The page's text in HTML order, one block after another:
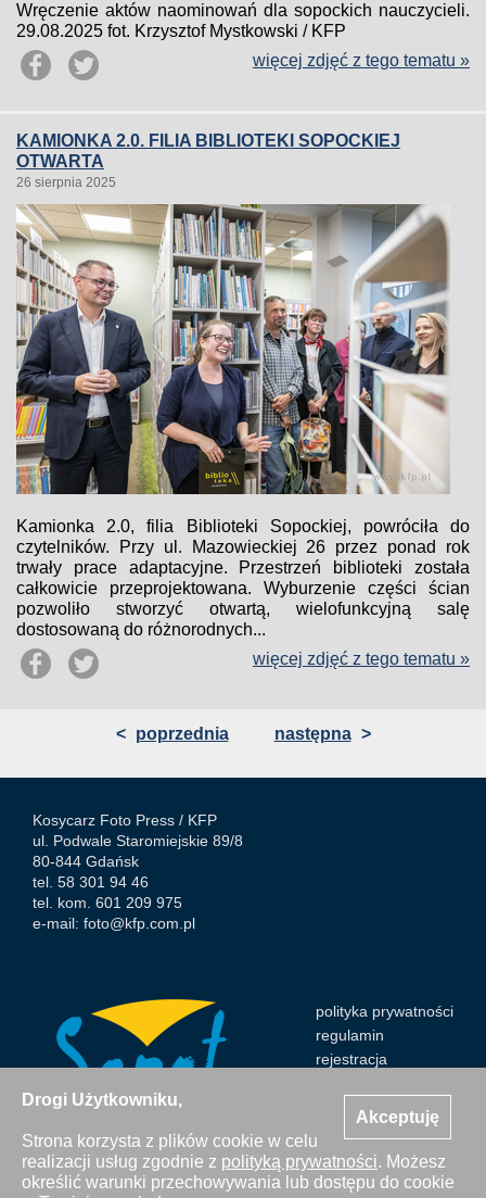
Akceptuję
Drogi Użytkowniku,
Strona korzysta z plików cookie w celu
realizacji usług zgodnie z polityką prywatności. Możesz
określić warunki przechowywania lub dostępu do cookie
Wręczenie aktów naominowań dla sopockich nauczycieli.
29.08.2025 fot. Krzysztof Mystkowski / KFP
więcej zdjęć z tego tematu »
KAMIONKA 2.0. FILIA BIBLIOTEKI SOPOCKIEJ
OTWARTA
26 sierpnia 2025
Kamionka 2.0, filia Biblioteki Sopockiej, powróciła do
czytelników. Przy ul. Mazowieckiej 26 przez ponad rok
trwały prace adaptacyjne. Przestrzeń biblioteki została
całkowicie przeprojektowana. Wyburzenie części ścian
pozwoliło stworzyć otwartą, wielofunkcyjną salę
dostosowaną do różnorodnych...
więcej zdjęć z tego tematu »
< poprzednia następna >
Kosycarz Foto Press / KFP
ul. Podwale Staromiejskie 89/8
80-844 Gdańsk
tel. 58 301 94 46
tel. kom. 601 209 975
e-mail: foto@kfp.com.pl
polityka prywatności
regulamin
rejestracja
Wszystkie zdjęcia Agencji Kosycarz Foto Press/KFP są
chronione prawem autorskim. Publikacja i kopiowanie bez